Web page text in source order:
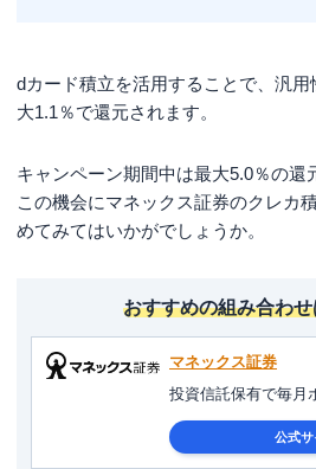
dカード積立を活用することで、汎
大1.1％で還元されます。
キャンペーン期間中は最大5.0％の還
この機会にマネックス証券のクレカ
めてみてはいかがでしょうか。
おすすめの組み合わ
マネックス証券
投資信託保有で毎月
公式サ